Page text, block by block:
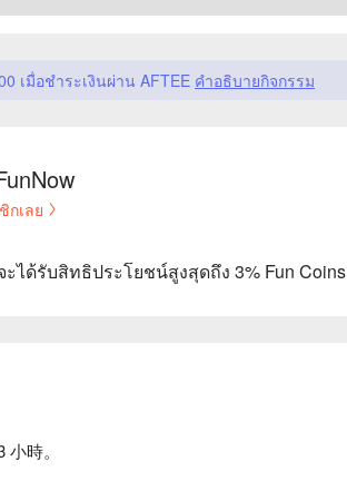
เมื่อชำระเงินผ่าน AFTEE คำอธิบายกิจกรรม
กเลย
ได้รับสิทธิประโยชน์สูงสุดถึง 3% Fun Coins
時。